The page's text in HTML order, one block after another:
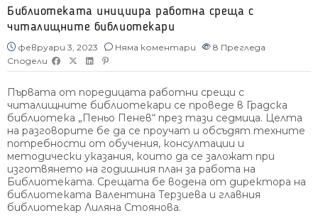
Библиотеката инициира работна среща с
читалищните библиотекари
февруари 3, 2023 Няма коментари 8 Прегледа
Сподели
Първата от поредицата работни срещи с
читалищните библиотекари се проведе в Градска
библиотека „Пеньо Пенев“ през тази седмица. Целта
на разговорите бе да се проучат и обсъдят техните
потребности от обучения, консултации и
методически указания, които да се заложат при
изготвянето на годишния план за работа на
Библиотеката. Срещата бе водена от директора на
библиотеката Валентина Терзиева и главния
библиотекар Лиляна Стоянова.